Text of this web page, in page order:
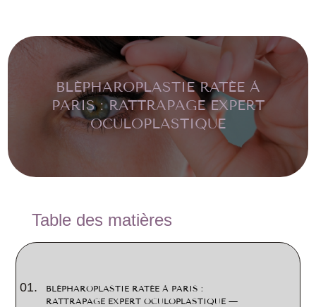
BLÉPHAROPLASTIE RATÉE À
PARIS : RATTRAPAGE EXPERT
OCULOPLASTIQUE
Table des matières
BLÉPHAROPLASTIE RATÉE À PARIS :
RATTRAPAGE EXPERT OCULOPLASTIQUE —